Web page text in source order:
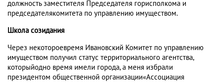
должность заместителя Председателя горисполкома и
председателякомитета по управлению имуществом.
Школа созидания
Через некотороевремя Ивановский Комитет по управлению
имуществом получил статус территориального агентства,
которыйодно время имели города, а меня избрали
президентом общественной организации«Ассоциация